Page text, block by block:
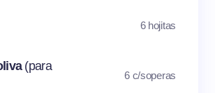
6 hojitas
(para
6 c/soperas